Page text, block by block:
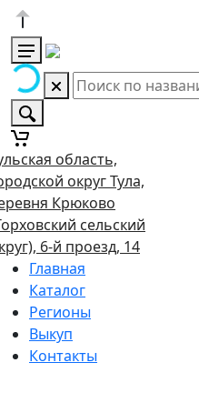
область,
округ Тула,
Крюково
сельский
6-й проезд, 14
Главная
Каталог
Регионы
Выкуп
Контакты